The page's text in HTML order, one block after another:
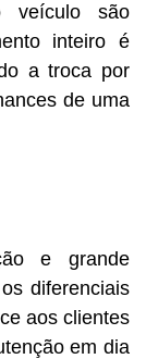
veículo são
inteiro é
a troca por
de uma
e grande
diferenciais
aos clientes
em dia